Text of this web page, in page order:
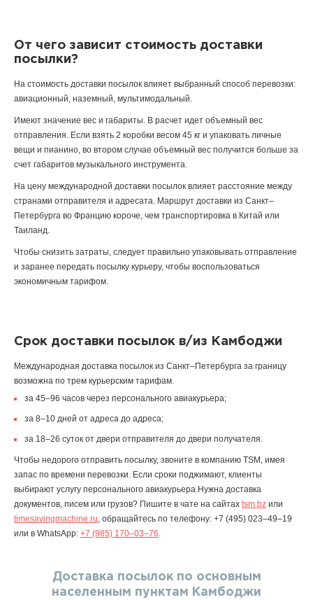
От чего зависит стоимость доставки
посылки?
На стоимость доставки посылок влияет выбранный способ перевозки:
авиационный, наземный, мультимодальный.
Имеют значение вес и габариты. В расчет идет объемный вес
отправления. Если взять 2 коробки весом 45 кг и упаковать личные
вещи и пианино, во втором случае объемный вес получится больше за
счет габаритов музыкального инструмента.
На цену международной доставки посылок влияет расстояние между
странами отправителя и адресата. Маршрут доставки из Санкт–
Петербурга во Францию короче, чем транспортировка в Китай или
Таиланд.
Чтобы снизить затраты, следует правильно упаковывать отправление
и заранее передать посылку курьеру, чтобы воспользоваться
экономичным тарифом.
Срок доставки посылок в/из Камбоджи
Международная доставка посылок из Санкт–Петербурга за границу
возможна по трем курьерским тарифам.
за 45–96 часов через персонального авиакурьера;
за 8–10 дней от адреса до адреса;
за 18–26 суток от двери отправителя до двери получателя.
Чтобы недорого отправить посылку, звоните в компанию TSM, имея
запас по времени перевозки. Если сроки поджимают, клиенты
выбирают услугу персонального авиакурьера.Нужна доставка
документов, писем или грузов? Пишите в чате на сайтах tsm.bz или
timesavingmachine.ru, обращайтесь по телефону: +7 (495) 023–49–19
или в WhatsApp: +7 (985) 170–03–76.
Доставка посылок по основным
населенным пунктам Камбоджи